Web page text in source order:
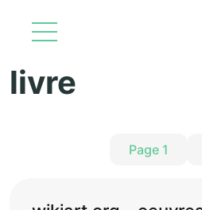
livre
Page 1